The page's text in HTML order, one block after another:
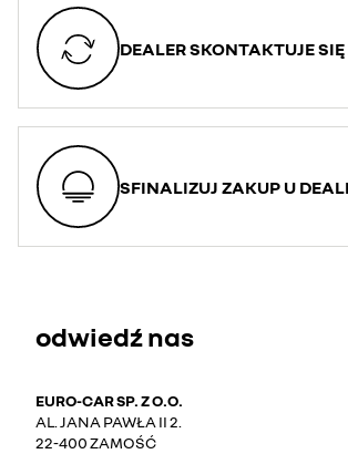
DEALER SKONTAKTUJE
SFINALIZUJ ZAKUP U
odwiedź nas
EURO-CAR SP. Z O.O.
AL. JANA PAWŁA II 2.
22-400 ZAMOŚĆ